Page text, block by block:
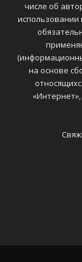
числе об
использовании
на основе